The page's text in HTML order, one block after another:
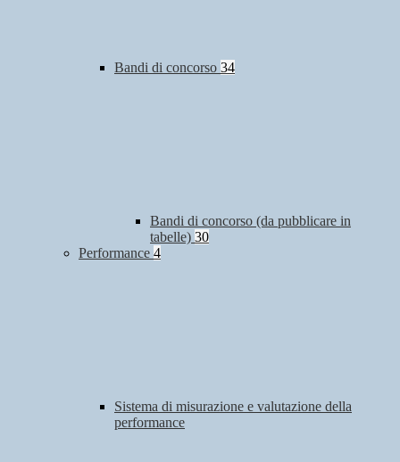
Bandi di concorso 34
Bandi di concorso (da pubblicare in
tabelle) 30
Performance 4
Sistema di misurazione e valutazione della
performance